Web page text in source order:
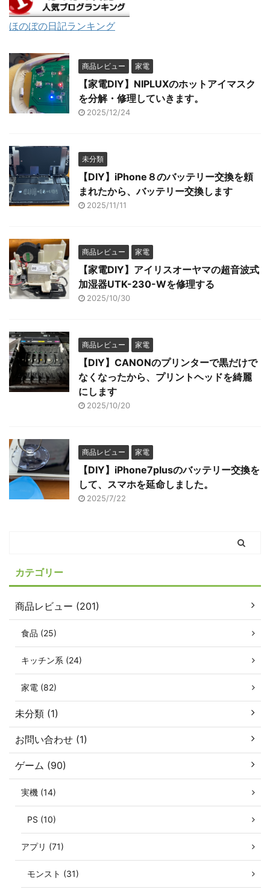
ほのぼの日記ランキング
商品レビュー 家電
【家電DIY】NIPLUXのホットアイマスク
を分解・修理していきます。
2025/12/24
未分類
【DIY】iPhone８のバッテリー交換を頼
まれたから、バッテリー交換します
2025/11/11
商品レビュー 家電
【家電DIY】アイリスオーヤマの超音波式
加湿器UTK-230-Wを修理する
2025/10/30
商品レビュー 家電
【DIY】CANONのプリンターで黒だけで
なくなったから、プリントヘッドを綺麗
にします
2025/10/20
商品レビュー 家電
【DIY】iPhone7plusのバッテリー交換を
して、スマホを延命しました。
2025/7/22
カテゴリー
商品レビュー (201)
食品 (25)
キッチン系 (24)
家電 (82)
未分類 (1)
お問い合わせ (1)
ゲーム (90)
実機 (14)
PS (10)
アプリ (71)
モンスト (31)